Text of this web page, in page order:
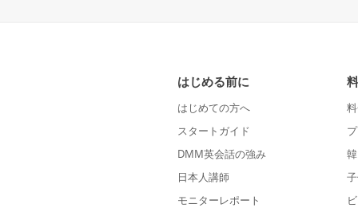
はじめる前に
はじめての方へ
スタートガイド
DMM英会話の強み
日本人講師
モニターレポート